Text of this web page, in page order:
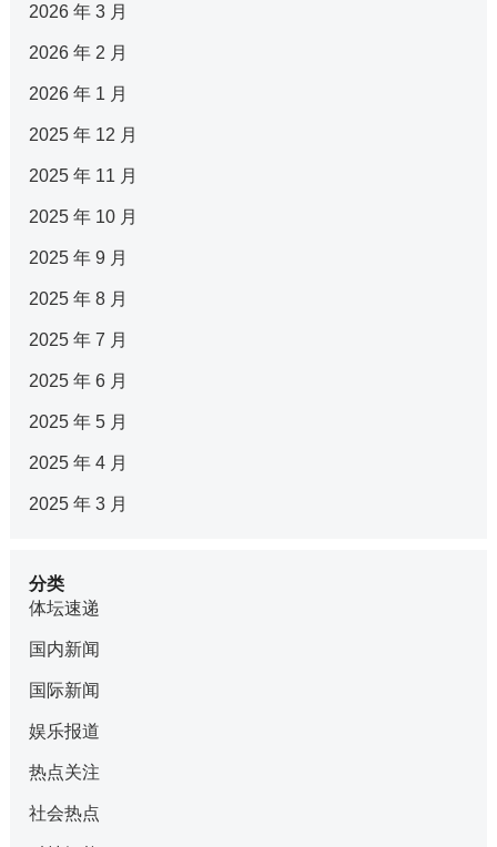
2026 年 3 月
2026 年 2 月
2026 年 1 月
2025 年 12 月
2025 年 11 月
2025 年 10 月
2025 年 9 月
2025 年 8 月
2025 年 7 月
2025 年 6 月
2025 年 5 月
2025 年 4 月
2025 年 3 月
分类
体坛速递
国内新闻
国际新闻
娱乐报道
热点关注
社会热点